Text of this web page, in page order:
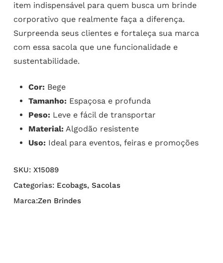
item indispensável para quem busca um brinde
corporativo que realmente faça a diferença.
Surpreenda seus clientes e fortaleça sua marca
com essa sacola que une funcionalidade e
sustentabilidade.
Cor: Bege
Tamanho: Espaçosa e profunda
Peso: Leve e fácil de transportar
Material: Algodão resistente
Uso: Ideal para eventos, feiras e promoções
SKU: X15089
Categorias: Ecobags, Sacolas
Marca:Zen Brindes